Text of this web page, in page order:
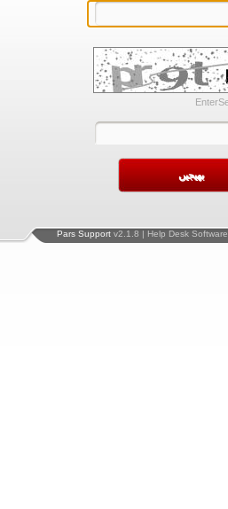
Pars Support v2.1.8 | Help Desk